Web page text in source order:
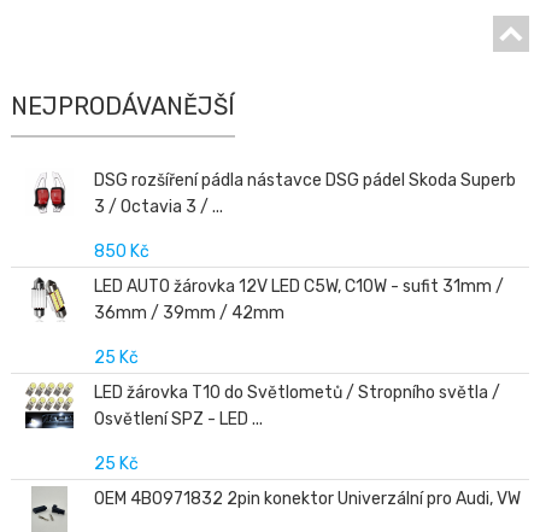
NEJPRODÁVANĚJŠÍ
DSG rozšíření pádla nástavce DSG pádel Skoda Superb
3 / Octavia 3 / ...
850 Kč
LED AUTO žárovka 12V LED C5W, C10W - sufit 31mm /
36mm / 39mm / 42mm
25 Kč
LED žárovka T10 do Světlometů / Stropního světla /
Osvětlení SPZ - LED ...
25 Kč
OEM 4B0971832 2pin konektor Univerzální pro Audi, VW